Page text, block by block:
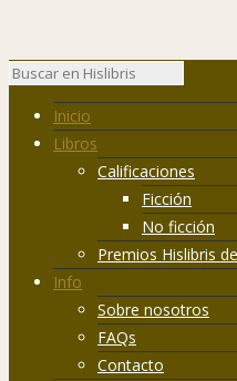
Inicio
Libros
Calificaciones
Ficción
No ficción
Premios Hislibris
Info
Sobre nosotros
FAQs
Contacto